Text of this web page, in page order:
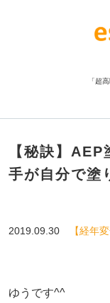
「超
【秘訣】
手が自分で塗
2019.09.30 【経年
ゆうです^^